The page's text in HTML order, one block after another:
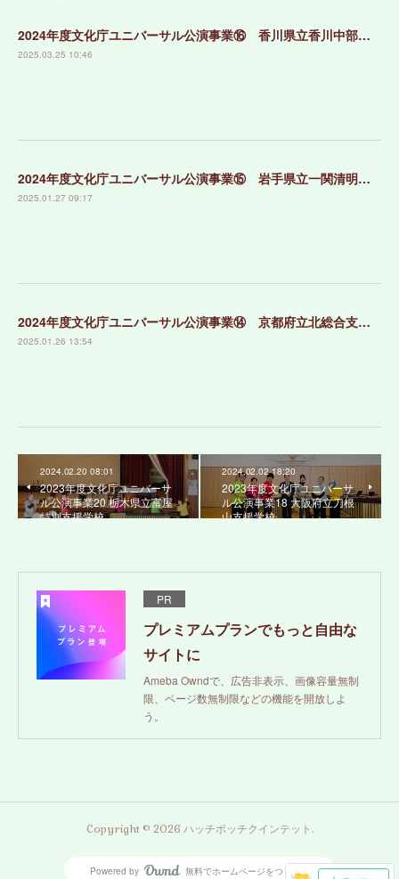
2024年度文化庁ユニバーサル公演事業⑯ 香川県立香川中部支援学校
2025.03.25 10:46
2024年度文化庁ユニバーサル公演事業⑮ 岩手県立一関清明支援学校
2025.01.27 09:17
2024年度文化庁ユニバーサル公演事業⑭ 京都府立北総合支援学校
2025.01.26 13:54
2024.02.20 08:01
2023年度文化庁ユニバーサ
ル公演事業20 栃木県立富屋
特別支援学校
2024.02.02 18:20
2023年度文化庁ユニバーサ
ル公演事業18 大阪府立刀根
山支援学校
PR
プレミアムプランでもっと自由な
サイトに
Ameba Owndで、広告非表示、画像容量無制
限、ページ数無制限などの機能を開放しよ
う。
Copyright © 2026 ハッチポッチクインテット.
Powered by 無料でホームページをつくろう